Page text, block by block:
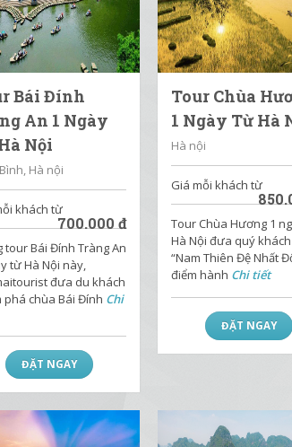
Bái Đính
An 1 Ngày
Nội
Hà nội
khách từ
700.000 đ
tour Bái Đính Tràng An
từ Hà Nội này,
đưa du khách
phá chùa Bái Đính Chi
ĐẶT NGAY
Tour Chùa
1 Ngày Từ Hà
Hà nội
Giá mỗi khách từ
Tour Chùa Hương 1
Hà Nội đưa quý
“Nam Thiên Đệ Nhất
điểm hành Chi tiết
ĐẶT NGAY